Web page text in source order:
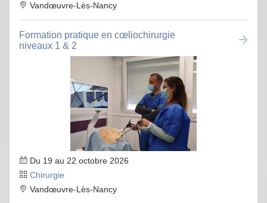
Vandœuvre-Lès-Nancy
Formation pratique en cœliochirurgie
niveaux 1 & 2
Du 19 au 22 octobre 2026
Chirurgie
Vandœuvre-Lès-Nancy